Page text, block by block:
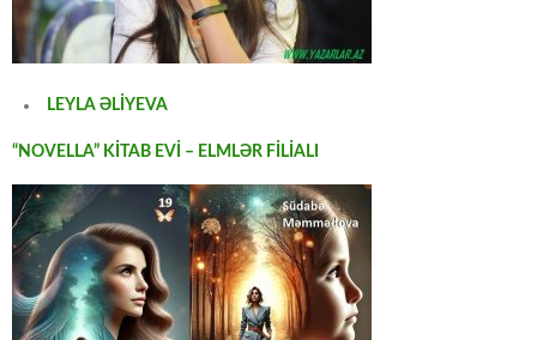
LEYLA ƏLİYEVA
“NOVELLA” KİTAB EVİ – ELMLƏR FİLİALI